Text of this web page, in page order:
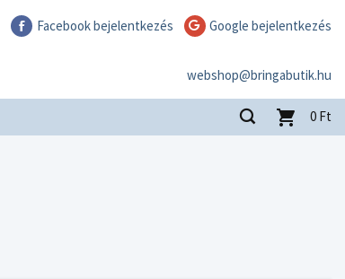
Facebook bejelentkezés Google bejelentkezés
webshop@bringabutik.hu
0 Ft